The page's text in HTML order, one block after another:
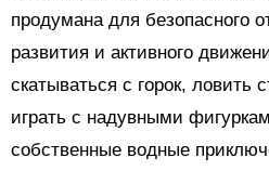
продумана для безопасного
развития и активного
скатываться с горок, ловить
играть с надувными
собственные водные